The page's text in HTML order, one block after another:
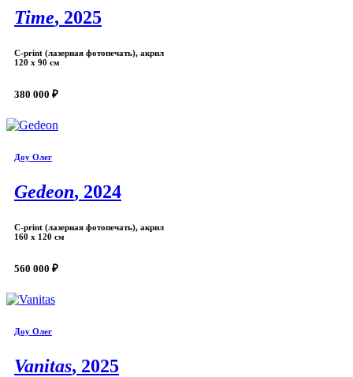
Time, 2025
С-print (лазерная фотопечать), акрил
120 х 90 см
380 000 ₽
Доу Олег
Gedeon, 2024
С-print (лазерная фотопечать), акрил
160 х 120 см
560 000 ₽
Доу Олег
Vanitas, 2025